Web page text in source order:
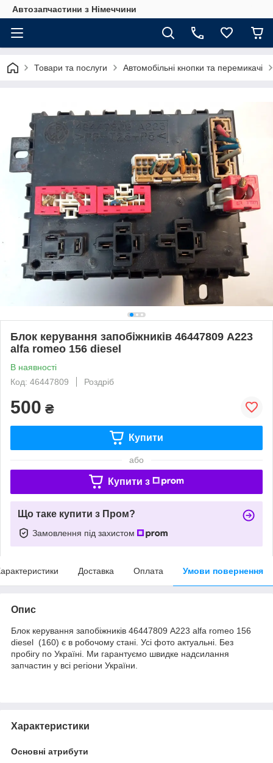
Автозапчастини з Німеччини
Товари та послуги Автомобільні кнопки та перемикачі
Блок керування запобіжників 46447809 A223
alfa romeo 156 diesel
В наявності
Код: 46447809
Роздріб
500 ₴
Купити
або
Купити з
Що таке купити з Пром?
Замовлення під захистом
Доставка Оплата Умови повернення
Опис
Блок керування запобіжників 46447809 A223 alfa romeo 156
diesel (160) є в робочому стані. Усі фото актуальні. Без
пробігу по Україні. Ми гарантуємо швидке надсилання
запчастин у всі регіони України.
Характеристики
Основні атрибути